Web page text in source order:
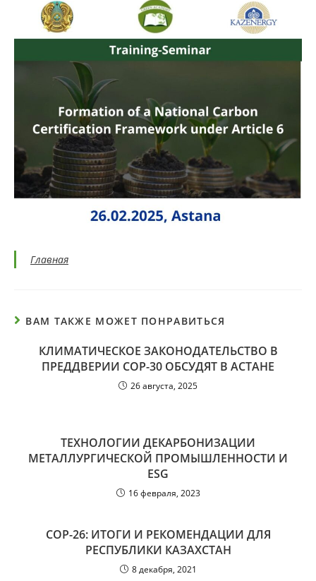
Главная
ВАМ ТАКЖЕ МОЖЕТ ПОНРАВИТЬСЯ
КЛИМАТИЧЕСКОЕ ЗАКОНОДАТЕЛЬСТВО В
ПРЕДДВЕРИИ СОР-30 ОБСУДЯТ В АСТАНЕ
26 августа, 2025
ТЕХНОЛОГИИ ДЕКАРБОНИЗАЦИИ
МЕТАЛЛУРГИЧЕСКОЙ ПРОМЫШЛЕННОСТИ И
ESG
16 февраля, 2023
COP-26: ИТОГИ И РЕКОМЕНДАЦИИ ДЛЯ
РЕСПУБЛИКИ КАЗАХСТАН
8 декабря, 2021